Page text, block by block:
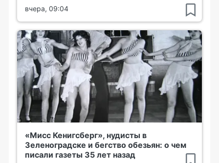
вчера, 09:04
«Мисс Кенигсберг», нудисты в
Зеленоградске и бегство обезьян: о чем
писали газеты 35 лет назад